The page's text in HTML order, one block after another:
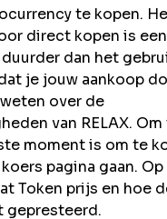
te kopen.
direct kopen is
dan het
je jouw aankoop
over de
van RELAX.
moment is om te
koers pagina gaan.
Token prijs en hoe